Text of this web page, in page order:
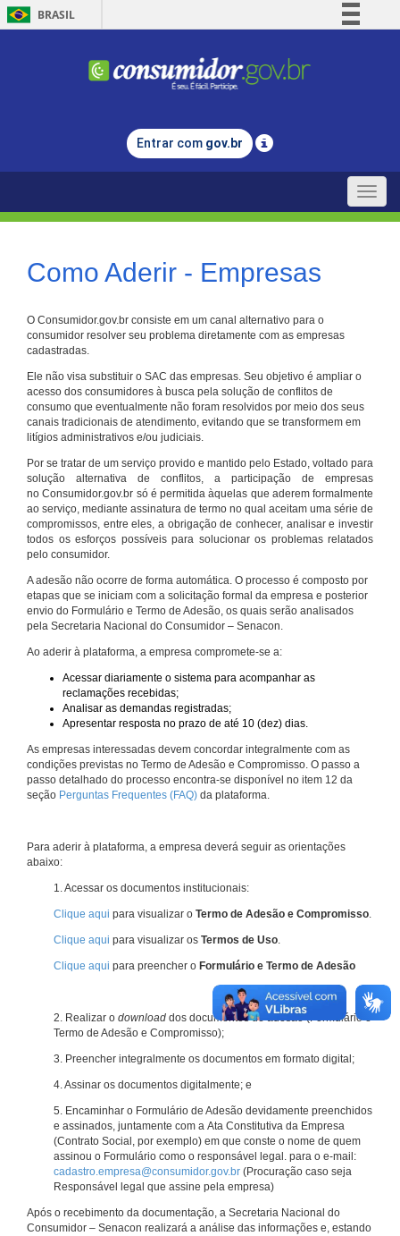
BRASIL
Comunica BR
Legislação
Entrar com gov.br
Toggle
Como Aderir - Empresas
O Consumidor.gov.br consiste em um canal alternativo para o
consumidor resolver seu problema diretamente com as empresas
cadastradas.
Ele não visa substituir o SAC das empresas. Seu objetivo é ampliar o
acesso dos consumidores à busca pela solução de conflitos de
consumo que eventualmente não foram resolvidos por meio dos seus
canais tradicionais de atendimento, evitando que se transformem em
litígios administrativos e/ou judiciais.
Por se tratar de um serviço provido e mantido pelo Estado, voltado para
solução alternativa de conflitos, a participação de empresas
no Consumidor.gov.br só é permitida àquelas que aderem formalmente
ao serviço, mediante assinatura de termo no qual aceitam uma série de
compromissos, entre eles, a obrigação de conhecer, analisar e investir
todos os esforços possíveis para solucionar os problemas relatados
pelo consumidor.
A adesão não ocorre de forma automática. O processo é composto por
etapas que se iniciam com a solicitação formal da empresa e posterior
envio do Formulário e Termo de Adesão, os quais serão analisados
pela Secretaria Nacional do Consumidor – Senacon.
Ao aderir à plataforma, a empresa compromete-se a:
Acessar diariamente o sistema para acompanhar as
reclamações recebidas;
Analisar as demandas registradas;
Apresentar resposta no prazo de até 10 (dez) dias.
As empresas interessadas devem concordar integralmente com as
condições previstas no Termo de Adesão e Compromisso. O passo a
passo detalhado do processo encontra-se disponível no item 12 da
seção Perguntas Frequentes (FAQ) da plataforma.
Para aderir à plataforma, a empresa deverá seguir as orientações
abaixo:
1. Acessar os documentos institucionais:
Clique aqui para visualizar o Termo de Adesão e Compromisso.
Clique aqui para visualizar os Termos de Uso.
Clique aqui para preencher o Formulário e Termo de Adesão
2. Realizar o download dos documentos de adesão (Formulário e
Termo de Adesão e Compromisso);
3. Preencher integralmente os documentos em formato digital;
4. Assinar os documentos digitalmente; e
5. Encaminhar o Formulário de Adesão devidamente preenchidos
e assinados, juntamente com a Ata Constitutiva da Empresa
(Contrato Social, por exemplo) em que conste o nome de quem
assinou o Formulário como o responsável legal. para o e-mail:
cadastro.empresa@consumidor.gov.br (Procuração caso seja
Responsável legal que assine pela empresa)
Após o recebimento da documentação, a Secretaria Nacional do
Consumidor – Senacon realizará a análise das informações e, estando